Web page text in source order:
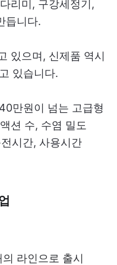
리미, 구강세정기,
듭니다.
있으며, 신제품 역시
있습니다.
만원이 넘는 고급형
션 수, 수염 밀도
시간, 사용시간
라인으로 출시